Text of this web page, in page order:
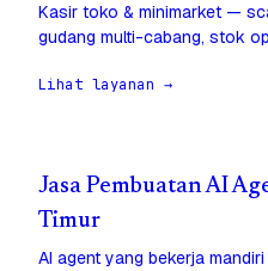
Kasir toko & minimarket —
gudang multi-cabang, stok
Lihat layanan →
Jasa Pembuatan AI
Timur
AI agent yang bekerja